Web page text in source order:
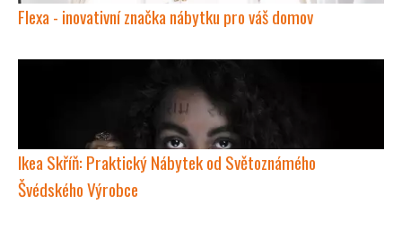
Flexa - inovativní značka nábytku pro váš domov
Ikea Skříň: Praktický Nábytek od Světoznámého
Švédského Výrobce